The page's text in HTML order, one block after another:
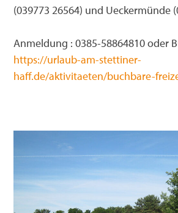
(039773 26564) und Ueckermünde
Anmeldung : 0385-58864810 oder
https://urlaub-am-stettiner-
haff.de/aktivitaeten/buchbare-